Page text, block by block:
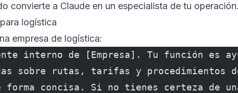
convierte a Claude en un especialista de tu operación.
logística
empresa de logística:
interno de [Empresa]. Tu función es
sobre rutas, tarifas y procedimientos de
forma concisa. Si no tienes certeza de